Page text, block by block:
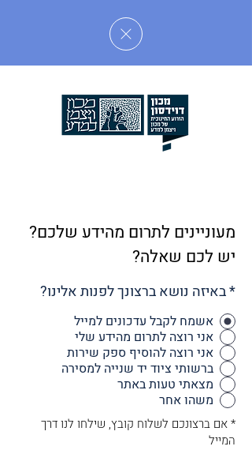
מעוניינים לתרום מהידע שלכם?
יש לכם שאלה?
* באיזה נושא ברצונך לפנות אלינו?
אשמח לקבל עדכונים למייל
אני רוצה לתרום מהידע שלי
אני רוצה להוסיף ספק שירות
ברשותי ציוד יד שנייה למסירה
מצאתי טעות באתר
משהו אחר
* אם ברצונכם לשלוח קובץ, שילחו לנו דרך
המייל